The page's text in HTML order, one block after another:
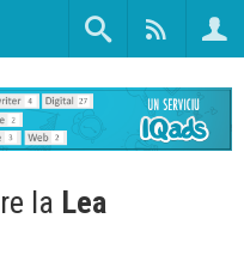
la Lea